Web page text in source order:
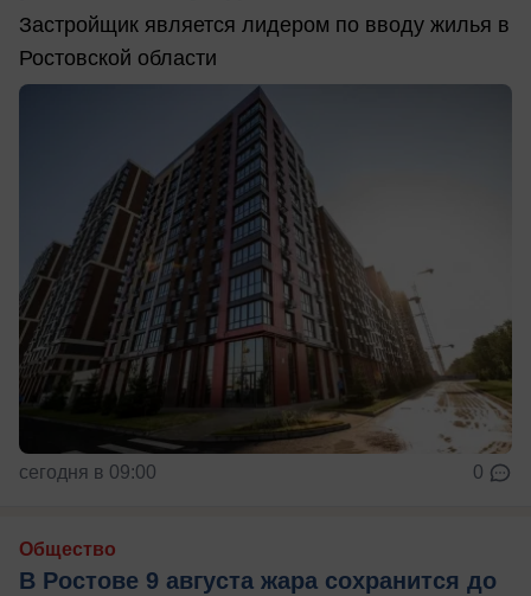
Застройщик является лидером по вводу жилья в
Ростовской области
сегодня в 09:00 0
Общество
В Ростове 9 августа жара сохранится до